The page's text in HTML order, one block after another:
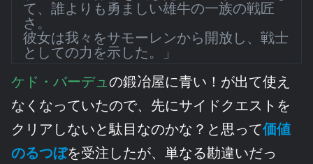
て、誰よりも勇ましい雄牛の一族の戦匠
さ。
彼女は我々をサモーレンから開放し、戦士
としての力を示した。」
ケド・バーデュの鍛冶屋に青い！が出て使え
なくなっていたので、先にサイドクエストを
クリアしないと駄目なのかな？と思って価値
のるつぼを受注したが、単なる勘違いだっ